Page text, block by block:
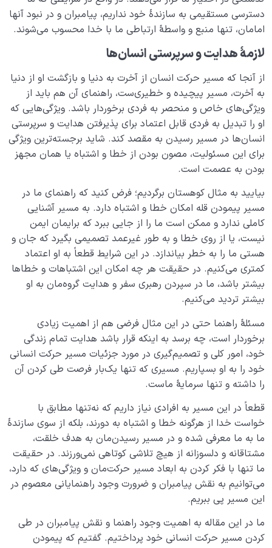
دسترسی مستقیمی به سازندۀ خود نداریم، پیامبران و در نبود آنها
امامان، تنها منبع و واسطۀ ارتباطی ما با خدا محسوب می‌شوند.
لازمۀ هدایت و سرپرستی انسان‌ها
از آنجا که مسیر حرکت انسان از آخرت به دنیا و بازگشت او از دنیا
به آخرت، مسیر پیچیده و خطیری‌ست، راهنمای آن هم ‌باید از
ویژگی‌های خاص و منحصر به فردی برخوردار باشد. ویژگی‌هایی که
او را تبدیل به فردی قابل اعتماد برای پذیرفتن هدایت و سرپرستی
انسان‌ها در مسیر رسیدن به مقصد کند. شاید برجسته‌ترین ویژگی‌
برای این مسئولیت، مصون بودن از خطا و اشتباه یا همان مجهز
بودن به عصمت است.
بیایید به مثال کوهستان برگردیم؛ فرض کنید که راهنمای ما در
مسیر پیمودن قله امکان خطا و اشتباه دارد. به مسیر آشنایی
کاملی ندارد و ممکن است ما را از جایی ببرد که برایمان ایمن
نیست، یا از روی خطا و به طور غیرعمد تصمیمی بگیرد که جان و
هستی ‌ما را به خطر بیاندازد. در این شرایط قطعاً به او اعتماد
کمتری می‌کنیم. در حقیقت هر چه امکان این اشتباهات و خطاها
بیشتر باشد، ما در سپردن رهبری سفر و هدایت گروه‌مان به او
بیشتر تردید می‌کنیم.
مسئلۀ راهنما حتی در این مثال فرضی هم از اهمیت زیادی
برخوردار است، چه برسد به اینکه قرار باشد هدایت تمام زندگی
خود، امور کلی و تصمیم‌گیری در مورد جزئیات مسیر حرکت انسانی
خود را به او بسپاریم. مسیری که تنها یک‌بار فرصت طی کردن آن
را داشته و تنها سرمایۀ ماست.
قطعاً در این مسیر به افرادی نیاز داریم که نه‌تنها مطابق با
خواست خدا از هرگونه خطا و اشتباه به دورند، بلکه از سوی سازندۀ
ما به ما معرفی شده و در مسیر رسیدن‌مان به هدف خلقت،
مشتاقانه و دلسوزانه از هیچ تلاشی کوتاهی نمی‌ورزند. در حقیقت
ما تنها با فکر کردن به ابعاد مسیر حرکت‌مان‌ و ویژگی‌های که دارد،
می‌توانیم به نقش پیامبران و ضرورت وجود راهنمایانی معصوم در
این مسیر پی ببریم.
ما در این مقاله به اهمیت وجود راهنما و نقش پیامبران در طی
کردن مسیر حرکت انسانی خود پرداختیم. گفتیم که پیمودن